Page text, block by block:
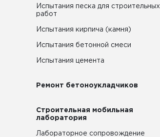
Испытания песка для строительных
работ
Испытания кирпича (камня)
Испытания бетонной смеси
Испытания цемента
Ремонт бетоноукладчиков
Строительная мобильная
лаборатория
Лабораторное сопровождение